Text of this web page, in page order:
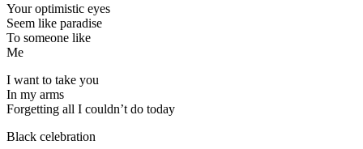
Your optimistic eyes
Seem like paradise
To someone like
Me
I want to take you
In my arms
Forgetting all I couldn’t do today
Black celebration